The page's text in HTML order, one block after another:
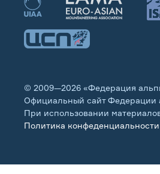
© 2009—2026 «Федерация
Официальный сайт Федерации
При использовании
Политика конфеденциальности